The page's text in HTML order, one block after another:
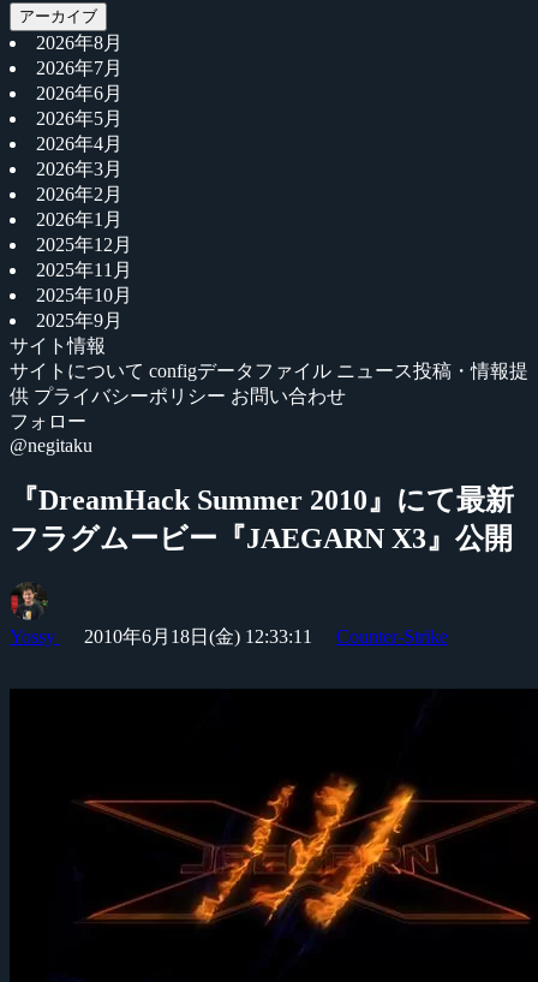
アーカイブ
2026年8月
2026年7月
2026年6月
2026年5月
2026年4月
2026年3月
2026年2月
2026年1月
2025年12月
2025年11月
2025年10月
2025年9月
サイト情報
サイトについて configデータファイル ニュース投稿・情報提
供 プライバシーポリシー お問い合わせ
フォロー
@negitaku
『DreamHack Summer 2010』にて最新
フラグムービー『JAEGARN X3』公開
Yossy 2010年6月18日(金) 12:33:11 Counter-Strike